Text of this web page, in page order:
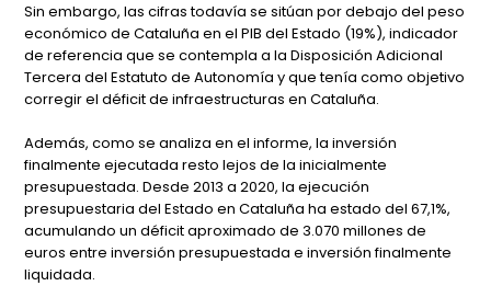
Sin embargo, las cifras todavía se sitúan por debajo del peso
económico de Cataluña en el PIB del Estado (19%), indicador
de referencia que se contempla a la Disposición Adicional
Tercera del Estatuto de Autonomía y que tenía como objetivo
corregir el déficit de infraestructuras en Cataluña.
Además, como se analiza en el informe, la inversión
finalmente ejecutada resto lejos de la inicialmente
presupuestada. Desde 2013 a 2020, la ejecución
presupuestaria del Estado en Cataluña ha estado del 67,1%,
acumulando un déficit aproximado de 3.070 millones de
euros entre inversión presupuestada e inversión finalmente
liquidada.